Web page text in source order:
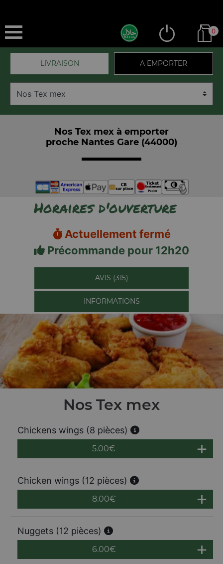
0
LIVRAISON A EMPORTER
Nos Tex mex à emporter
proche Nantes Gare (44000)
Horaires d'ouverture
Actuellement fermé
Précommande pour 12h20
AVIS (315)
INFORMATIONS
Nos Tex mex
Chickens wings (8 pièces)
5.00€
Chicken wings (12 pièces)
8.00€
Nuggets (12 pièces)
6.00€